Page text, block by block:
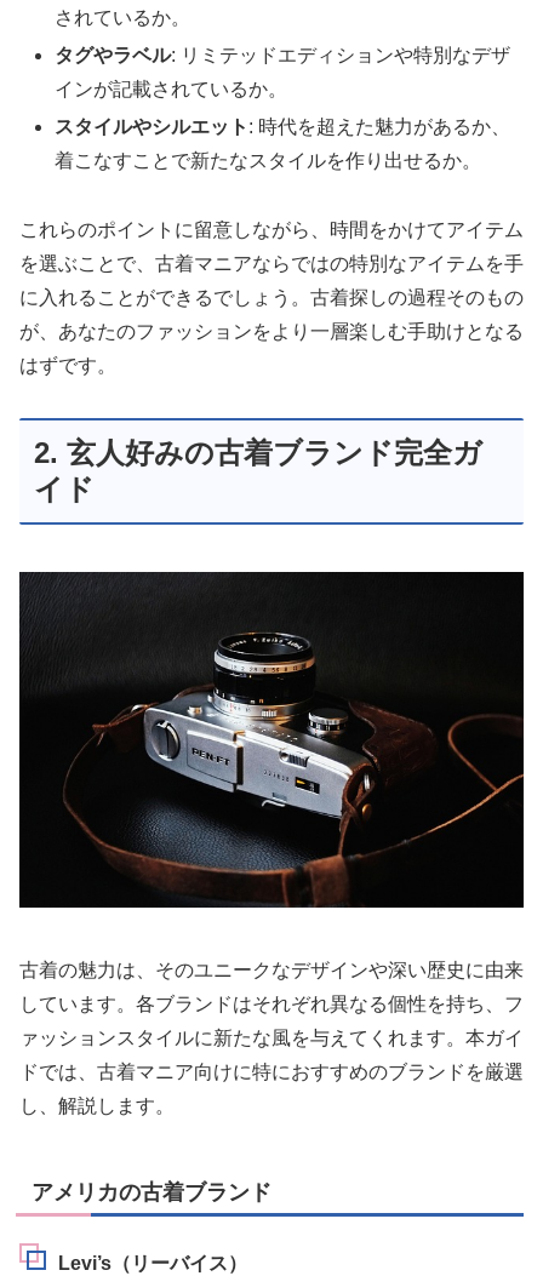
されているか。
タグやラベル: リミテッドエディションや特別なデザ
インが記載されているか。
スタイルやシルエット : 時代を超えた魅力があるか、
着こなすことで新たなスタイルを作り出せるか。
これらのポイントに留意しながら、時間をかけてアイテム
を選ぶことで、古着マニアならではの特別なアイテムを手
に入れることができるでしょう。古着探しの過程そのもの
が、あなたのファッションをより一層楽しむ手助けとなる
はずです。
2. 玄人好みの古着ブランド完全ガ
イド
古着の魅力は、そのユニークなデザインや深い歴史に由来
しています。各ブランドはそれぞれ異なる個性を持ち、フ
ァッションスタイルに新たな風を与えてくれます。本ガイ
ドでは、古着マニア向けに特におすすめのブランドを厳選
し、解説します。
アメリカの古着ブランド
Levi’s（リーバイス）